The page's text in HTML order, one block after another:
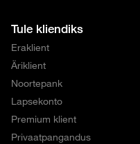
Tule kliendiks
Eraklient
Äriklient
Noortepank
Lapsekonto
Premium klient
Privaatpangandus